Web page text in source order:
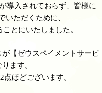
導入されておらず、皆様に
いただくために、
とにいたしました。
【ゼウスペイメントサービ
ます。
ほどございます。